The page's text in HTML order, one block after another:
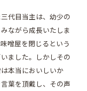
代目当主は、幼少の
ながら成長いたしま
噌屋を閉じるという
ました。しかしその
本当においしいか
葉を頂戴し、その声